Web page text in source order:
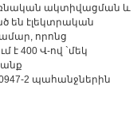
ակտիվացման և
էլեկտրական
որոնց
400 Վ-ով `մեկ
2 պահանջներին